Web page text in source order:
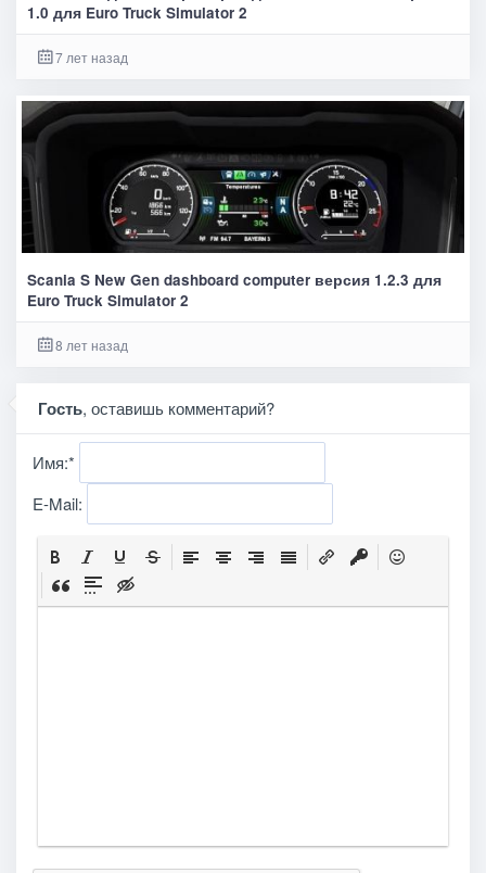
1.0 для Euro Truck Simulator 2
7 лет назад
Scania S New Gen dashboard computer версия 1.2.3 для
Euro Truck Simulator 2
8 лет назад
Гость, оставишь комментарий?
Имя:*
E-Mail: